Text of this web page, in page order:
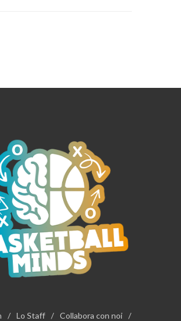
/ Lo Staff / Collabora con noi /